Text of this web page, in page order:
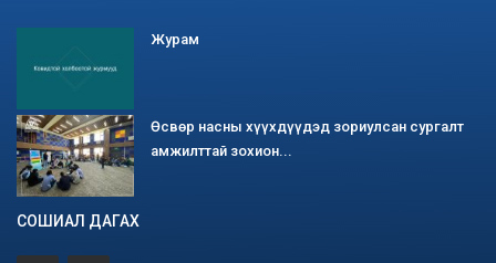
Журам
Өсвөр насны хүүхдүүдэд зориулсан сургалт
амжилттай зохион...
СОШИАЛ ДАГАХ